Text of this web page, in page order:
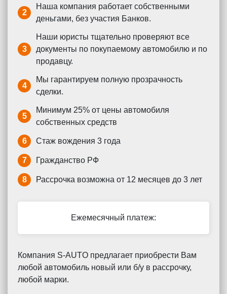
2
Наша компания работает собственными
деньгами, без участия Банков.
3
Наши юристы тщательно проверяют все
документы по покупаемому автомобилю и по
продавцу.
4
Мы гарантируем полную прозрачность
сделки.
5
Минимум 25% от цены автомобиля
собственных средств
6 Стаж вождения 3 года
7 Гражданство РФ
8 Рассрочка возможна от 12 месяцев до 3 лет
Ежемесячный платеж:
Компания S-AUTO предлагает приобрести Вам
любой автомобиль новый или б/у в рассрочку,
любой марки.